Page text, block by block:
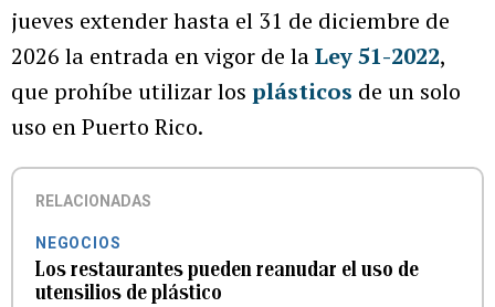
jueves extender hasta el 31 de diciembre de
2026 la entrada en vigor de laLey 51-2022,
que prohíbe utilizar los plásticos de un solo
uso en Puerto Rico.
RELACIONADAS
NEGOCIOS
Los restaurantes pueden reanudar el uso de
utensilios de plástico